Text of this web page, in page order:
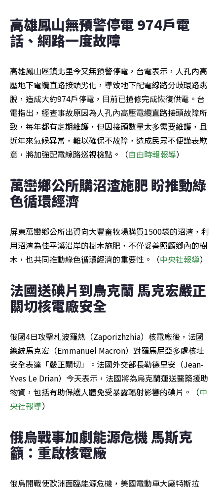
高雄鳳山無預警停電 974戶電
話、網路一度故障
高雄鳳山區鎮北里今又無預警停電，台電表示，人孔內高
壓地下電纜直路接頭劣化，導致地下配電線路分歧環路跳
脫，造成大約974戶停電，目前已搶修完成恢復供電。台
電指出，經查事故原因為人孔內高壓電纜直路接頭故障所
致，每年都有定期維護，但因接頭數量太多需要維護，且
近年來氣候異常，難以確保不故障，造成民眾不便謹表歉
意，將加強配電線路巡視檢點。（自由時報報導）
萬巒鄉公所購沼渣施肥 盼推動綠
色循環經濟
屏東萬巒鄉公所出資向大豐畜牧場購買1500袋的沼渣，利
用沼渣為佳平溪沿岸的樹木施肥，不僅妥善照顧鄉內的樹
木，也共同推動綠色循環經濟的重要性。（中央社報導）
法國送碘片到烏克蘭 馬克宏嚴正
關切核電廠安全
俄國4日攻擊札波羅熱（Zaporizhzhia）核電廠後，法國
總統馬克宏（Emmanuel Macron）對羅馬尼亞多處核址
安全表達「嚴正關切」。法國外交部長勒德里安（Jean-
Yves Le Drian）今天表示，法國將為烏克蘭運送醫藥援助
物資，包括有助保護人體免受暴露輻射影響的碘片。（中
央社報導）
俄烏戰事加劇能源危機 馬斯克
籲：重啟核電廠
俄烏開戰使歐洲面臨能源危機，美國電動車大廠特斯拉